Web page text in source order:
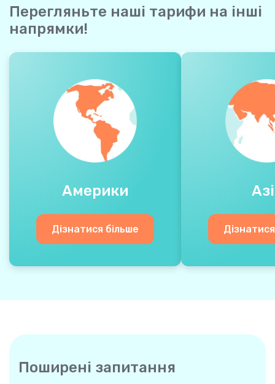
Перегляньте наші тарифи на інші
напрямки!
Америки
Дізнатися більше
Поширені запитання